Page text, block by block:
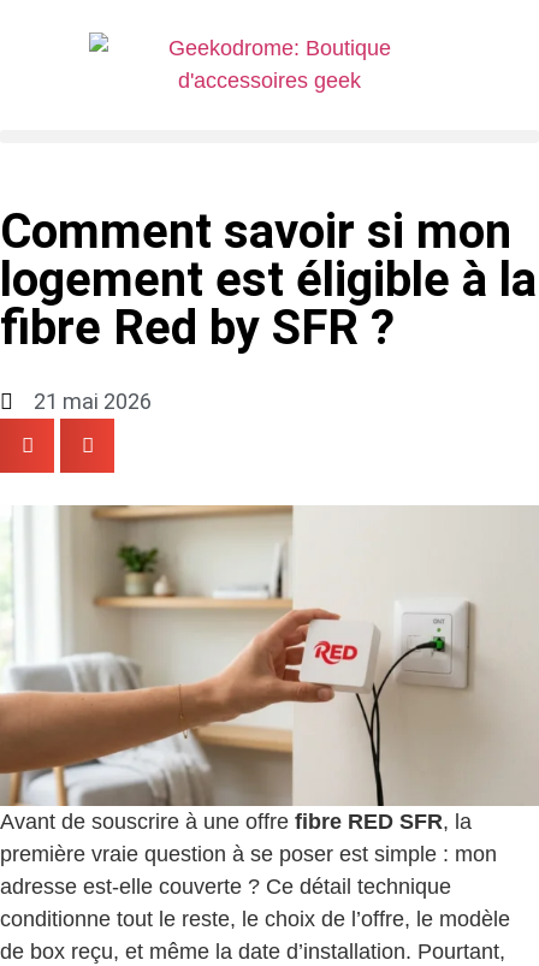
Comment savoir si mon
logement est éligible à la
fibre Red by SFR ?
21 mai 2026
Avant de souscrire à une offre fibre RED SFR, la
première vraie question à se poser est simple : mon
adresse est-elle couverte ? Ce détail technique
conditionne tout le reste, le choix de l’offre, le modèle
de box reçu, et même la date d’installation. Pourtant,